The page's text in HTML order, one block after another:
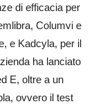
di efficacia per
Columvi e
e Kadcyla, per il
ha lanciato
E, oltre a un
ovvero il test